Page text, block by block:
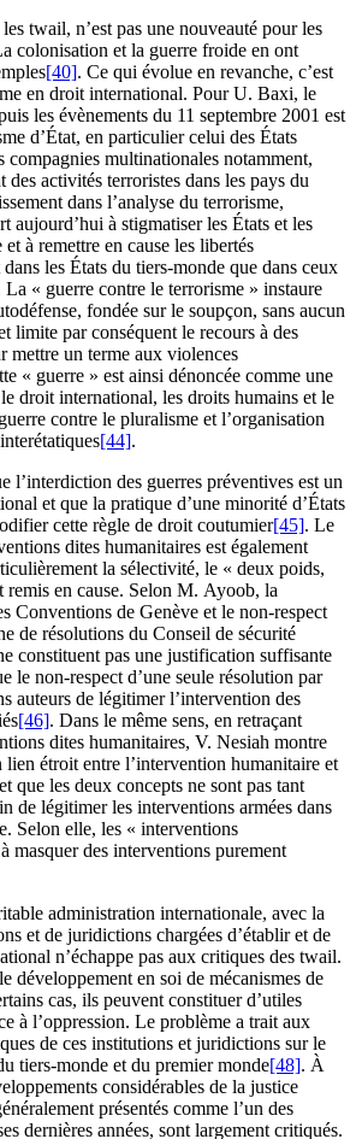
twail, n’est pas une nouveauté pour les
colonisation et la guerre froide en ont
[40]. Ce qui évolue en revanche, c’est
en droit international. Pour U. Baxi, le
les évènements du 11 septembre 2001 est
d’État, en particulier celui des États
compagnies multinationales notamment,
des activités terroristes dans les pays du
dans l’analyse du terrorisme,
aujourd’hui à stigmatiser les États et les
à remettre en cause les libertés
les États du tiers-monde que dans ceux
La « guerre contre le terrorisme » instaure
fondée sur le soupçon, sans aucun
limite par conséquent le recours à des
mettre un terme aux violences
« guerre » est ainsi dénoncée comme une
droit international, les droits humains et le
contre le pluralisme et l’organisation
[44].
l’interdiction des guerres préventives est un
et que la pratique d’une minorité d’États
cette règle de droit coutumier[45]. Le
dites humanitaires est également
la sélectivité, le « deux poids,
remis en cause. Selon M. Ayoob, la
Conventions de Genève et le non-respect
de résolutions du Conseil de sécurité
constituent pas une justification suffisante
le non-respect d’une seule résolution par
auteurs de légitimer l’intervention des
[46]. Dans le même sens, en retraçant
dites humanitaires, V. Nesiah montre
étroit entre l’intervention humanitaire et
que les deux concepts ne sont pas tant
de légitimer les interventions armées dans
Selon elle, les « interventions
masquer des interventions purement
administration internationale, avec la
et de juridictions chargées d’établir et de
n’échappe pas aux critiques des twail.
développement en soi de mécanismes de
cas, ils peuvent constituer d’utiles
à l’oppression. Le problème a trait aux
de ces institutions et juridictions sur le
tiers-monde et du premier monde[48]. À
considérables de la justice
présentés comme l’un des
dernières années, sont largement critiqués.